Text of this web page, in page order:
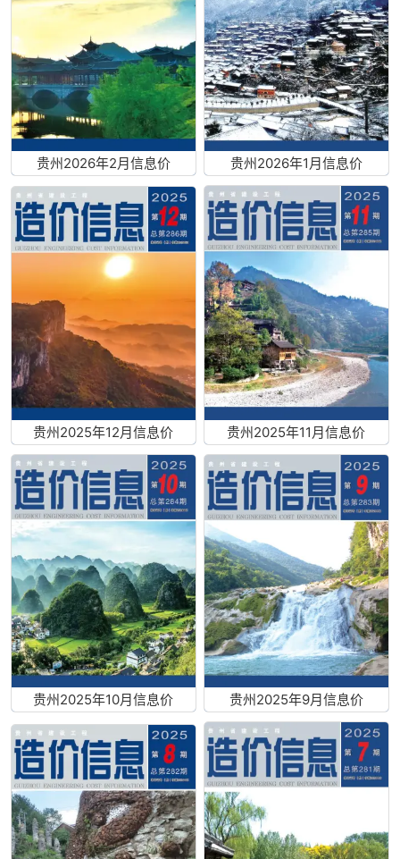
贵州2026年2月信息价 贵州2026年1月信息价
贵州2025年12月信息价 贵州2025年11月信息价
贵州2025年10月信息价 贵州2025年9月信息价